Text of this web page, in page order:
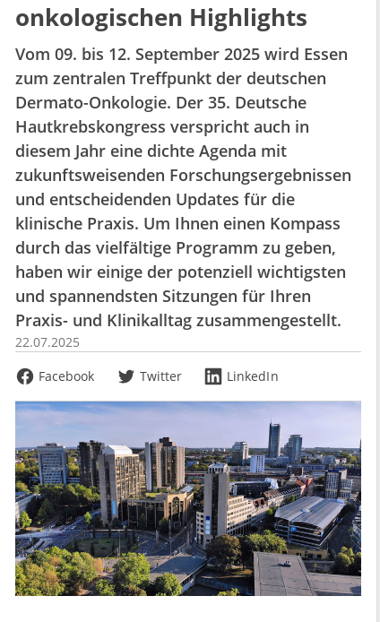
onkologischen Highlights
Vom 09. bis 12. September 2025 wird Essen
zum zentralen Treffpunkt der deutschen
Dermato-Onkologie. Der 35. Deutsche
Hautkrebskongress verspricht auch in
diesem Jahr eine dichte Agenda mit
zukunftsweisenden Forschungsergebnissen
und entscheidenden Updates für die
klinische Praxis. Um Ihnen einen Kompass
durch das vielfältige Programm zu geben,
haben wir einige der potenziell wichtigsten
und spannendsten Sitzungen für Ihren
Praxis- und Klinikalltag zusammengestellt.
22.07.2025
Facebook
Twitter LinkedIn